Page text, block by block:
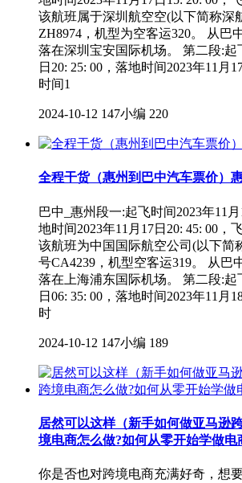
该航班属于深圳航空空(以下简称深
ZH8974，机型为空客运320。 从巴
落在深圳宝安国际机场。 第二段:起
日20: 25: 00，落地时间2023年11月
时间1
2024-10-12 147小编 220
全程干货（惠州到巴中汽车票价）
巴中_惠州段一:起飞时间2023年11
地时间2023年11月17日20: 45: 00，
该航班为中国国际航空公司(以下简
号CA4239，机型空客运319。 从巴
落在上海浦东国际机场。 第二段:起
日06: 35: 00，落地时间2023年11月
时
2024-10-12 147小编 189
居然可以这样（新手如何做亚马逊
境电商怎么做?如何从零开始学做电
你是否也对跨境电商充满好奇，想